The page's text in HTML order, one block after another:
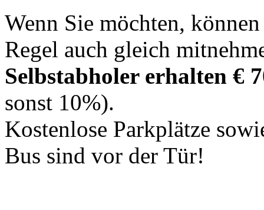
Wenn Sie möchten,
Regel auch gleich
Selbstabholer erhalten €
sonst 10%).
Kostenlose Parkplätze
Bus sind vor der Tür!